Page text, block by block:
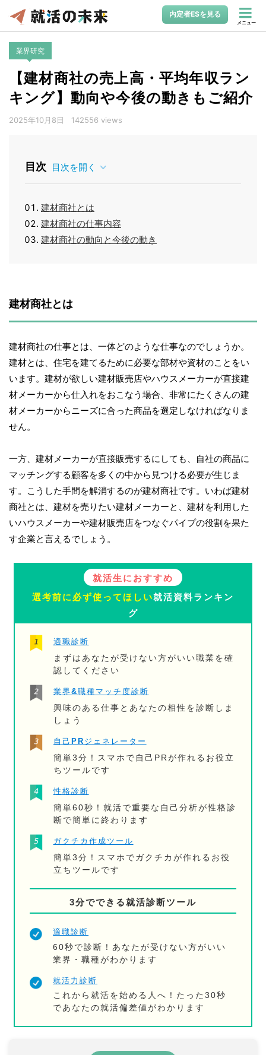
内定者ESを見る
メニュー
業界研究
【建材商社の売上高・平均年収ラン
キング】動向や今後の動きもご紹介
2025年10月8日 142556 views
目次 目次を開く
建材商社とは
建材商社の仕事内容
建材商社の動向と今後の動き
建材商社とは
建材商社の仕事とは、一体どのような仕事なのでしょうか。
建材とは、住宅を建てるために必要な部材や資材のことをい
います。建材が欲しい建材販売店やハウスメーカーが直接建
材メーカーから仕入れをおこなう場合、非常にたくさんの建
材メーカーからニーズに合った商品を選定しなければなりま
せん。
一方、建材メーカーが直接販売するにしても、自社の商品に
マッチングする顧客を多くの中から見つける必要が生じま
す。こうした手間を解消するのが建材商社です。いわば建材
商社とは、建材を売りたい建材メーカーと、建材を利用した
いハウスメーカーや建材販売店をつなぐパイプの役割を果た
す企業と言えるでしょう。
就活生におすすめ
選考前に必ず使ってほしい就活資料ランキン
グ
適職診断
まずはあなたが受けない方がいい職業を確
認してください
業界&職種マッチ度診断
興味のある仕事とあなたの相性を診断しま
しょう
自己PRジェネレーター
簡単3分！スマホで自己PRが作れるお役立
ちツールです
性格診断
簡単60秒！就活で重要な自己分析が性格診
断で簡単に終わります
ガクチカ作成ツール
簡単3分！スマホでガクチカが作れるお役
立ちツールです
3分でできる就活診断ツール
適職診断
60秒で診断！あなたが受けない方がいい
業界・職種がわかります
就活力診断
これから就活を始める人へ！たった30秒
であなたの就活偏差値がわかります